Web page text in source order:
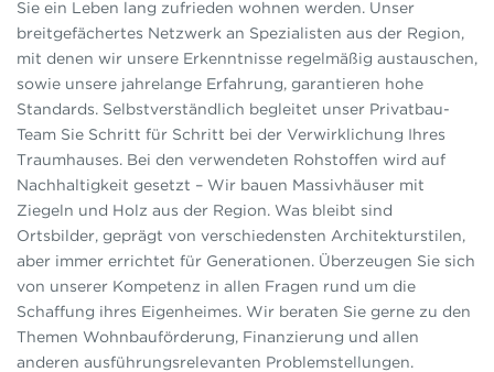
Sie ein Leben lang zufrieden wohnen werden. Unser
breitgefächertes Netzwerk an Spezialisten aus der Region,
mit denen wir unsere Erkenntnisse regelmäßig austauschen,
sowie unsere jahrelange Erfahrung, garantieren hohe
Standards. Selbstverständlich begleitet unser Privatbau-
Team Sie Schritt für Schritt bei der Verwirklichung Ihres
Traumhauses. Bei den verwendeten Rohstoffen wird auf
Nachhaltigkeit gesetzt – Wir bauen Massivhäuser mit
Ziegeln und Holz aus der Region. Was bleibt sind
Ortsbilder, geprägt von verschiedensten Architekturstilen,
aber immer errichtet für Generationen. Überzeugen Sie sich
von unserer Kompetenz in allen Fragen rund um die
Schaffung ihres Eigenheimes. Wir beraten Sie gerne zu den
Themen Wohnbauförderung, Finanzierung und allen
anderen ausführungsrelevanten Problemstellungen.